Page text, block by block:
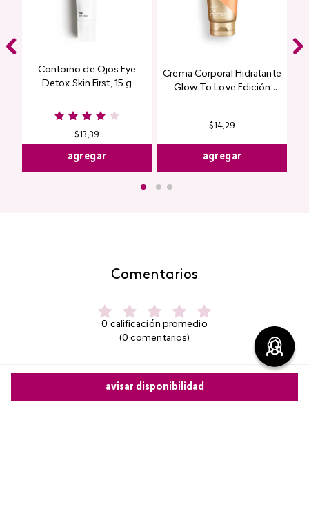
avisar disponibilidad
Contorno de Ojos Eye
Detox Skin First, 15 g
$13,39
agregar
Crema Corporal Hidratante
Glow To Love Edición
$14,29
agregar
Comentarios
0 calificación promedio
(0 comentarios)